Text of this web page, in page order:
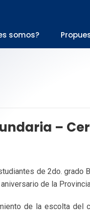
somos?
–
de 2do. grado
de la
de la escolta del